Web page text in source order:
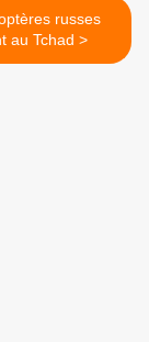
russes
arrivent au Tchad >